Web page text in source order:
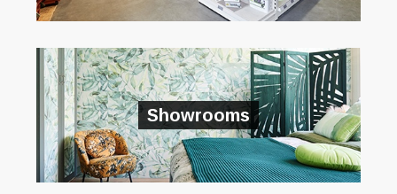
Showrooms